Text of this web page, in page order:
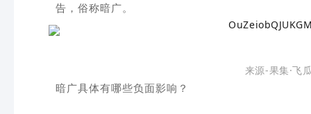
告，俗称暗广。
来源-果集·飞
暗广具体有哪些负面影响？